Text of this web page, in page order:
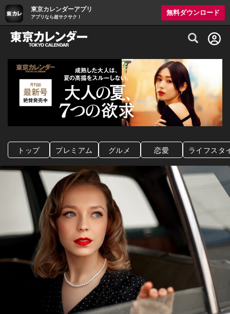
東京カレンダーアプリ
アプリなら超サクサク！
無料ダウンロード
グルメ情報・プレミアムレストラン予約
トップ プレミアム グルメ 恋愛 ライフスタ